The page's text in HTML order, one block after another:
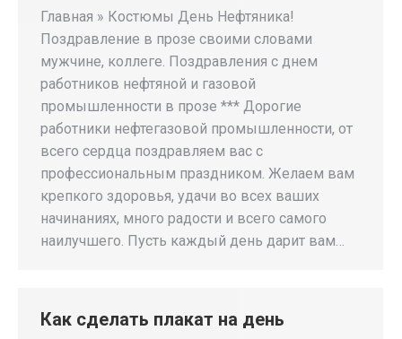
Главная » Костюмы День Нефтяника!
Поздравление в прозе своими словами
мужчине, коллеге. Поздравления с днем
работников нефтяной и газовой
промышленности в прозе *** Дорогие
работники нефтегазовой промышленности, от
всего сердца поздравляем вас с
профессиональным праздником. Желаем вам
крепкого здоровья, удачи во всех ваших
начинаниях, много радости и всего самого
наилучшего. Пусть каждый день дарит вам…
Как сделать плакат на день